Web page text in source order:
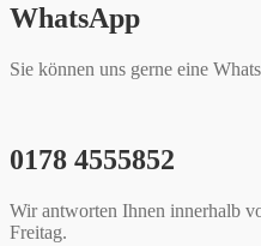
WhatsApp
Sie können uns gerne eine
0178 4555852
Wir antworten Ihnen innerhalb
Freitag.